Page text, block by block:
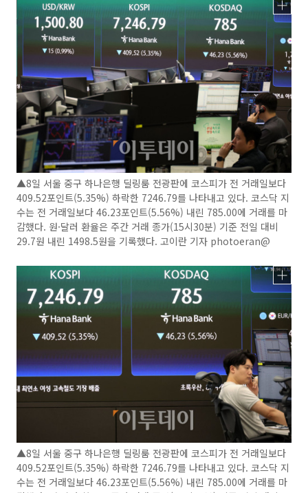
▲8일 서울 중구 하나은행 딜링룸 전광판에 코스피가 전 거래일보다
409.52포인트(5.35%) 하락한 7246.79를 나타내고 있다. 코스닥 지
수는 전 거래일보다 46.23포인트(5.56%) 내린 785.00에 거래를 마
감했다. 원·달러 환율은 주간 거래 종가(15시30분) 기준 전일 대비
29.7원 내린 1498.5원을 기록했다. 고이란 기자 photoeran@
▲8일 서울 중구 하나은행 딜링룸 전광판에 코스피가 전 거래일보다
409.52포인트(5.35%) 하락한 7246.79를 나타내고 있다. 코스닥 지
수는 전 거래일보다 46.23포인트(5.56%) 내린 785.00에 거래를 마